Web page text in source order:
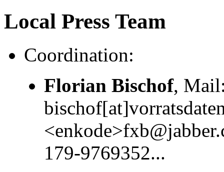
Local Press Team
Coordination:
Florian Bischof,
179-9769352...